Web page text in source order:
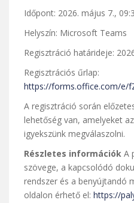
Időpont: 2026. május 7.,
Helyszín: Microsoft Teams
Regisztráció határideje:
Regisztrációs űrlap:
https://forms.office.com/e/
A regisztráció során
lehetőség van, amelyeket
igyekszünk megválaszolni.
Részletes információk A
szövege, a kapcsolódó
rendszer és a benyújtandó
oldalon érhető el: https://